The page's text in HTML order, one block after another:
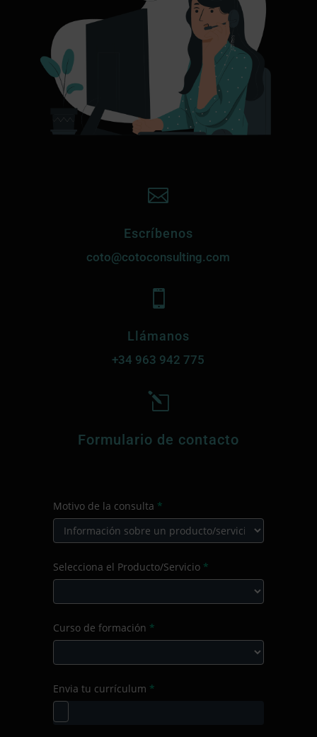

Escríbenos
coto@cotoconsulting.com

Llámanos
+34 963 942 775
l
Formulario de contacto
CONTACTO
PRINCIPAL
Motivo de la consulta *
de
Selecciona el Producto/Servicio *
Producto/Servicio
Curso de formación *
Envia tu currículum *